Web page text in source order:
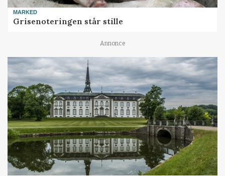
MARKED
Grisenoteringen står stille
Annonce